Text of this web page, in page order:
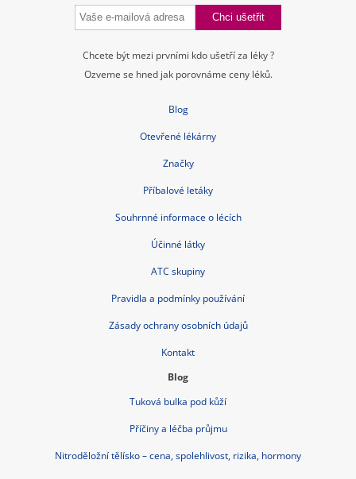
Blog
Příčiny a léčba průjmu
Czech Republic nonstop-lekarna.cz